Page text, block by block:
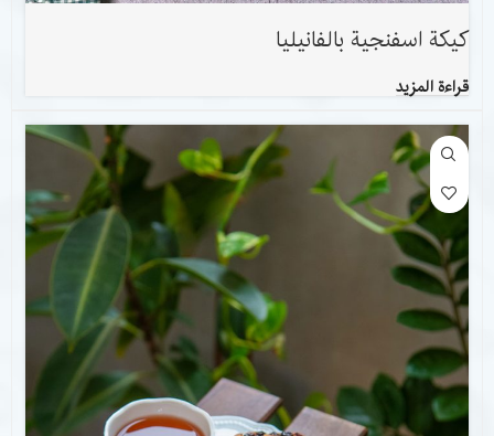
كيكة اسفنجية بالفانيليا
قراءة المزيد